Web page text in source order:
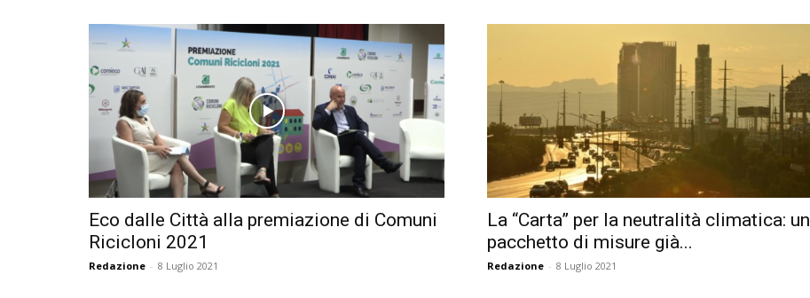
Eco dalle Città alla premiazione di Comuni
Ricicloni 2021
Redazione - 8 Luglio 2021
La “Carta” per la neutralità climatica: un
pacchetto di misure già...
Redazione - 8 Luglio 2021